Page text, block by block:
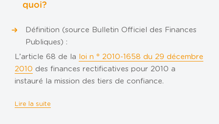
quoi?
Définition (source Bulletin Officiel des Finances
Publiques) :
L’article 68 de la loi n ° 2010-1658 du 29 décembre
2010 des finances rectificatives pour 2010 a
instauré la mission des tiers de confiance.
Lire la suite